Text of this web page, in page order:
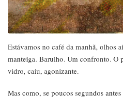
Estávamos no café da manhã, olhos
manteiga. Barulho. Um confronto. O
vidro, caiu, agonizante.
Mas como, se poucos segundos